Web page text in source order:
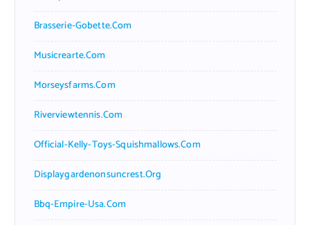
Brasserie-Gobette.com
Musicrearte.com
Morseysfarms.com
Riverviewtennis.com
Official-Kelly-Toys-Squishmallows.com
Displaygardenonsuncrest.org
Bbq-Empire-Usa.com